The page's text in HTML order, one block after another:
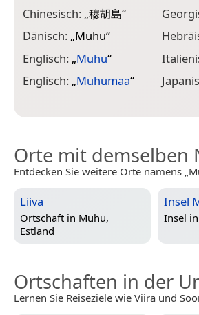
Chinesisch: „穆胡島“
Dänisch: „Muhu“
Englisch: „Muhu“
Englisch: „Muhumaa“
Orte mit demselben
Entdecken Sie weitere Orte namens
Liiva
Ortschaft in Muhu,
Estland
Insel
Insel in
Ortschaften in der
Lernen Sie Reiseziele wie Viira und